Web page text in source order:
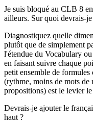
Je suis bloqué au CLB 8
ailleurs. Sur quoi devrais-
Diagnostiquez quelle
plutôt que de simplement
l'étendue du Vocabulary
en faisant suivre chaque
petit ensemble de
(rythme, moins de mots de
propositions) est le levier
Devrais-je ajouter le
haut ?